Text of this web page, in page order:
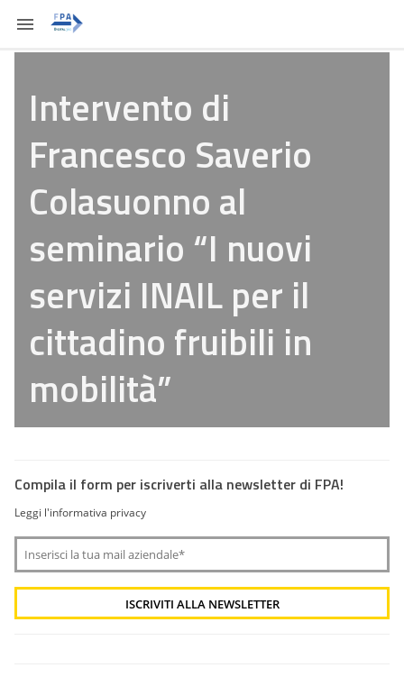
Intervento di
Francesco Saverio
Colasuonno al
seminario “I nuovi
servizi INAIL per il
cittadino fruibili in
mobilità”
Compila il form per iscriverti alla newsletter di FPA!
Leggi l'informativa privacy